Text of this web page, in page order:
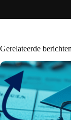
Gerelateerde berichten